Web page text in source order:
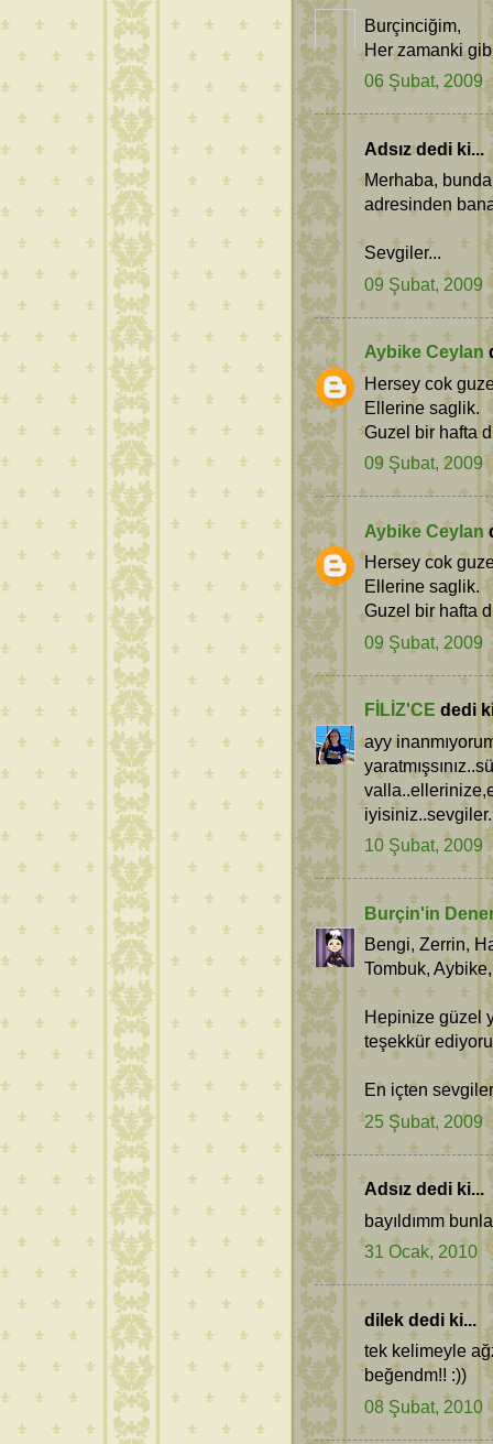
Burçinciğim,
Her zamanki
06 Şubat, 2009
Adsız dedi ki...
Merhaba,
adresinden
Sevgiler...
09 Şubat, 2009
Aybike Ceylan
Hersey cok
Ellerine saglik.
Guzel bir hafta
09 Şubat, 2009
Aybike Ceylan
Hersey cok
Ellerine saglik.
Guzel bir hafta
09 Şubat, 2009
FİLİZ'CE dedi
ayy
10 Şubat, 2009
Burçin'in
Bengi, Zerrin,
Tombuk,
Hepinize güzel
teşekkür
En içten
25 Şubat, 2009
Adsız dedi ki...
bayıldımm
31 Ocak, 2010
dilek dedi ki...
tek kelimeyle
beğendm!! :))
08 Şubat, 2010